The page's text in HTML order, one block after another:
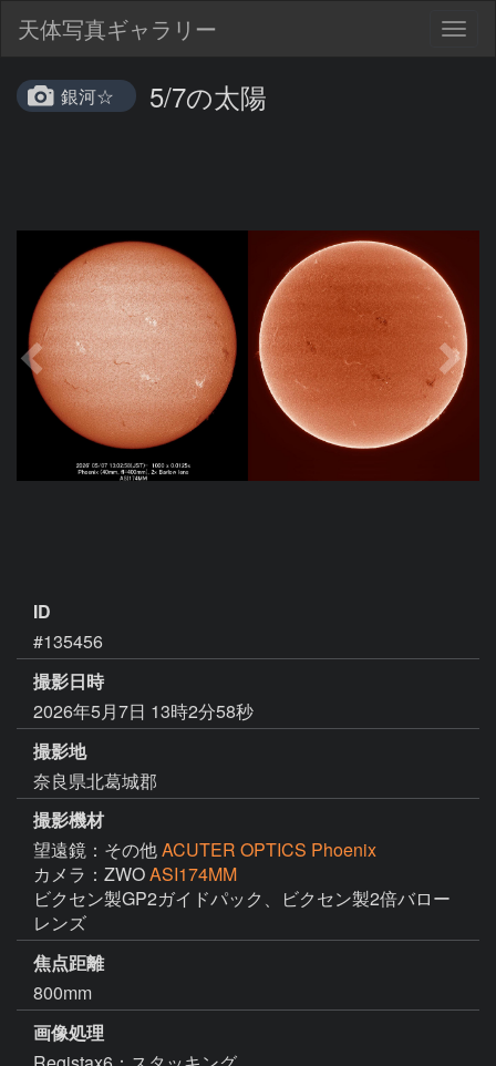
天体写真ギャラリー
銀河☆ 5/7の太陽
ID
#135456
撮影日時
2026年5月7日 13時2分58秒
撮影地
奈良県北葛城郡
撮影機材
望遠鏡：その他ACUTER OPTICS Phoenix
カメラ：ZWOASI174MM
ビクセン製GP2ガイドパック、ビクセン製2倍バロー
レンズ
焦点距離
800mm
画像処理